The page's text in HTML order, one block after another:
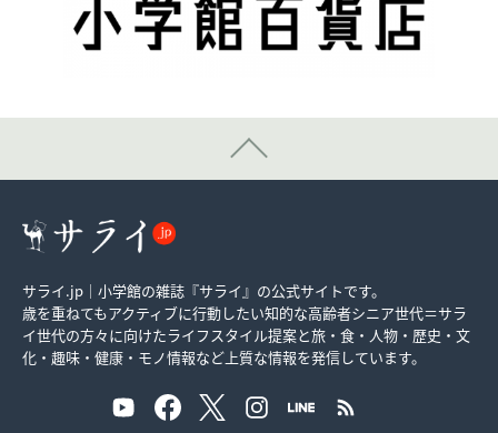
サライ.jp｜小学館の雑誌『サライ』の公式サイトです。
歳を重ねてもアクティブに行動したい知的な高齢者シニア世代＝サラ
イ世代の方々に向けたライフスタイル提案と旅・食・人物・歴史・文
化・趣味・健康・モノ情報など上質な情報を発信しています。